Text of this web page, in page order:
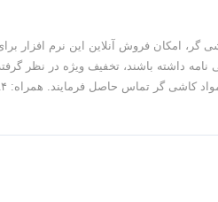
گر، امکان فروش آنلاین این نرم افزار
داشته باشند، تخفیف ویژه در نظر